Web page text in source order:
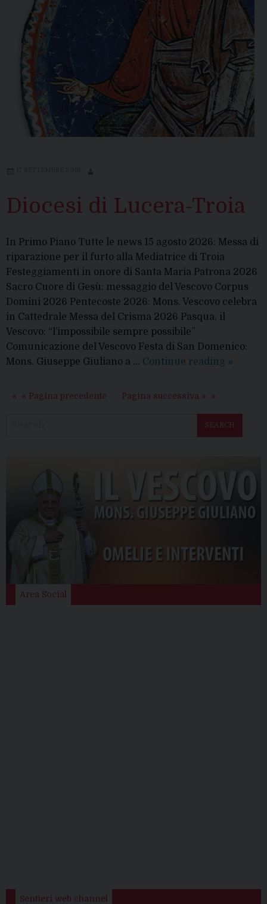
Diocesi di Lucera-Troia
In Primo Piano Tutte le news 15 agosto 2026: Messa di
riparazione per il furto alla Mediatrice di Troia
Festeggiamenti in onore di Santa Maria Patrona 2026
Sacro Cuore di Gesù: messaggio del Vescovo Corpus
Domini 2026 Pentecoste 2026: Mons. Vescovo celebra
in Cattedrale Messa del Crisma 2026 Pasqua, il
Vescovo: “l’impossibile sempre possibile”
Comunicazione del Vescovo Festa di San Domenico:
Mons. Giuseppe Giuliano a … Continue reading Diocesi
»
« Pagina precedente Pagina successiva »
SEARCH
Area Social
Sentieri web channel